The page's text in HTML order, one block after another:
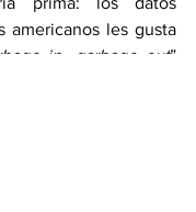
americanos les gusta
in, garbage out”